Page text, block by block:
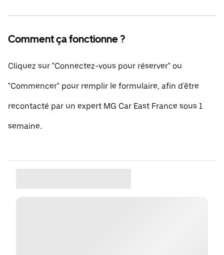
Comment ça fonctionne ?
Cliquez sur "Connectez-vous pour réserver" ou
"Commencer" pour remplir le formulaire, afin d'être
recontacté par un expert MG Car East France sous 1
semaine.